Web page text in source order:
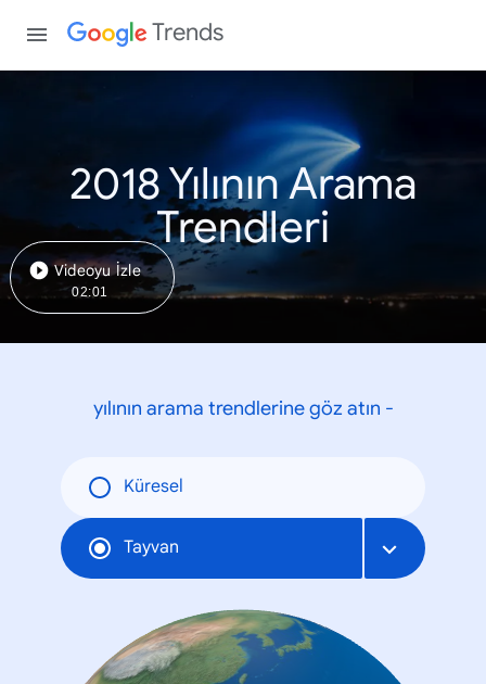
Trends
2018 Yılının Arama
Trendleri
Videoyu İzle
02:01
yılının arama trendlerine göz atın -
Küresel
Tayvan